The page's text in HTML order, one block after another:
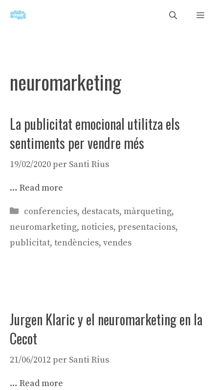
neuromarketing
La publicitat emocional utilitza els
sentiments per vendre més
19/02/2020per Santi Rius
… Read more
Categories
conferencies, destacats, màrqueting,
neuromarketing, noticies, presentacions,
publicitat, tendències, vendes
Jurgen Klaric y el neuromarketing en la
Cecot
21/06/2012 per Santi Rius
… Read more